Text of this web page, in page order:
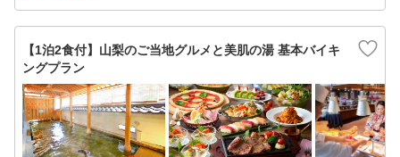
【1泊2食付】山梨のご当地グルメと美肌の湯 基本バイキ
ングプラン